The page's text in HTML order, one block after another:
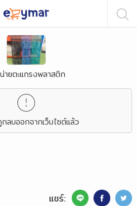
ายตะแกรงพลาสติก
กลบออกจากเว็บไซต์แล้ว
แชร์: